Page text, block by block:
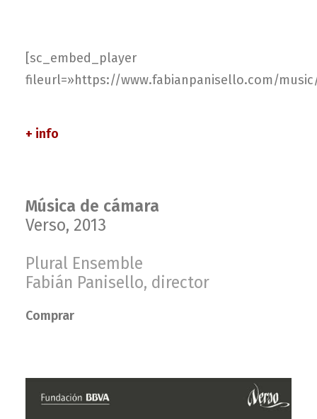
[sc_embed_player
fileurl=»https://www.fabianpanisello.com/
+ info
Música de cámara
Verso, 2013
Plural Ensemble
Fabián Panisello, director
Comprar